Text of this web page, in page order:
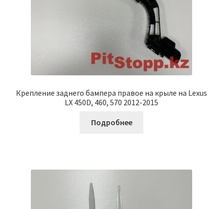
Крепление заднего бампера правое на крыле на Lexus
LX 450D, 460, 570 2012-2015
Подробнее